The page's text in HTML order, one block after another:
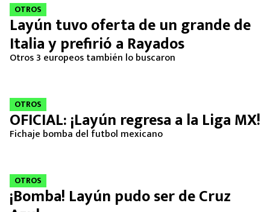
OTROS
Layún tuvo oferta de un grande de
Italia y prefirió a Rayados
Otros 3 europeos también lo buscaron
OTROS
OFICIAL: ¡Layún regresa a la Liga MX!
Fichaje bomba del futbol mexicano
OTROS
¡Bomba! Layún pudo ser de Cruz